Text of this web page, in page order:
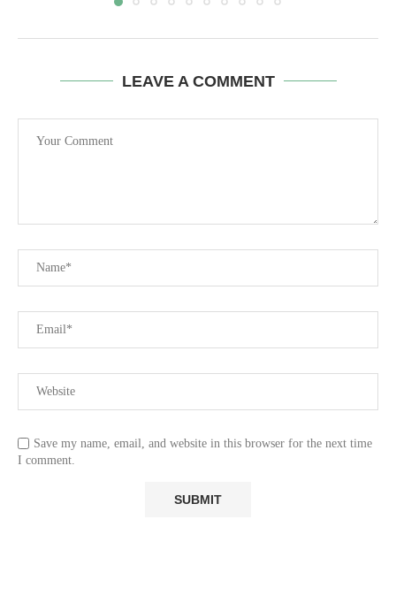
LEAVE A COMMENT
Save my name, email, and website in this browser for the next time
I comment.